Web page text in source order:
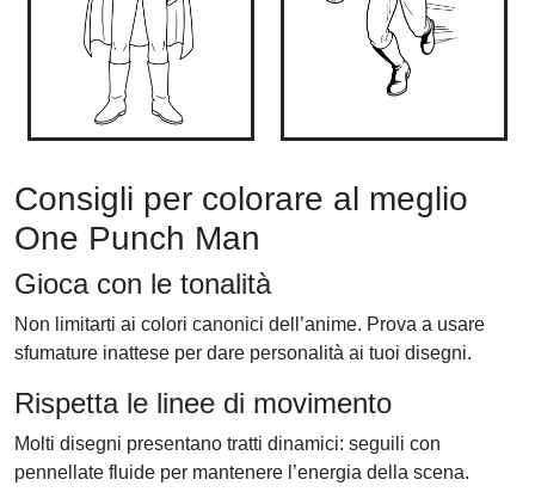
Consigli per colorare al meglio
One Punch Man
Gioca con le tonalità
Non limitarti ai colori canonici dell’anime. Prova a usare
sfumature inattese per dare personalità ai tuoi disegni.
Rispetta le linee di movimento
Molti disegni presentano tratti dinamici: seguili con
pennellate fluide per mantenere l’energia della scena.